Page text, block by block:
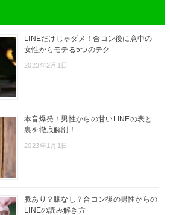
LINEだけじゃダメ！合コン後に意中の
女性からモテる5つのテク
2023年2月1日
本音爆発！男性からの甘いLINEの表と
裏を徹底解剖！
2023年1月1日
脈あり？脈なし？合コン後の男性からの
LINEの読み解き方